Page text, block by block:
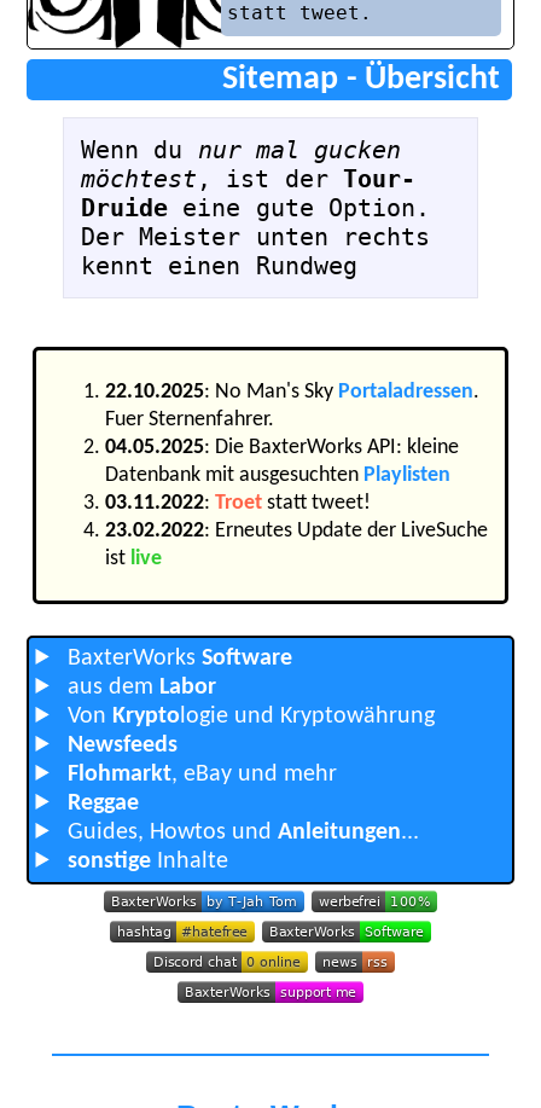
statt tweet.
Sitemap - Übersicht
Wenn du nur mal gucken
möchtest , ist der Tour-
Druide eine gute Option.
Der Meister unten rechts
kennt einen Rundweg
22.10.2025: No Man's Sky Portaladressen.
Fuer Sternenfahrer.
04.05.2025: Die BaxterWorks API: kleine
Datenbank mit ausgesuchten Playlisten
03.11.2022: Troetstatt tweet!
23.02.2022: Erneutes Update der LiveSuche
ist live
BaxterWorks Software
aus dem Labor
Von Kryptologie und Kryptowährung
Newsfeeds
Flohmarkt, eBay und mehr
Reggae
Guides, Howtos und Anleitungen...
sonstigeInhalte